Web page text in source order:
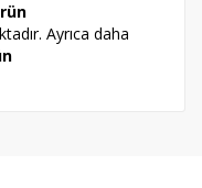
Ayrıca daha